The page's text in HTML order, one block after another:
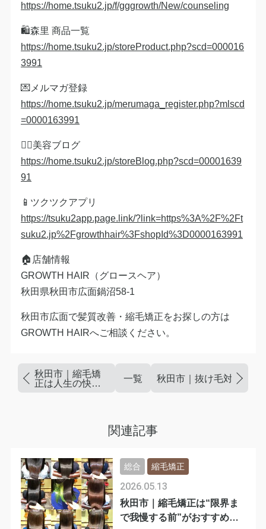
https://home.tsuku2.jp/f/gggrowth/New/counseling
🛍森里 商品一覧
https://home.tsuku2.jp/storeProduct.php?scd=000016
3991
💌メルマガ登録
https://home.tsuku2.jp/merumaga_register.php?mlscd
=0000163991
💇‍♀️美容ブログ
https://home.tsuku2.jp/storeBlog.php?scd=00001639
91
📱ツクツクアプリ
https://tsuku2app.page.link/?link=https%3A%2F%2Ft
suku2.jp%2Fgrowthhair%3FshopId%3D0000163991
🏠店舗情報
GROWTH HAIR（グロースヘア）
秋田県秋田市広面鍋沼58-1
秋田市広面で髪質改善・縮毛矯正をお探しの方は
GROWTH HAIRへご相談ください。
秋田市｜縮毛矯
正は人生の快適
一覧 秋田市｜抜け毛対策は頭
関連記事
秋田市｜縮毛矯正は“限界ま
で我慢する前”がおすすめで
2026.05.13
総合 縮毛矯正